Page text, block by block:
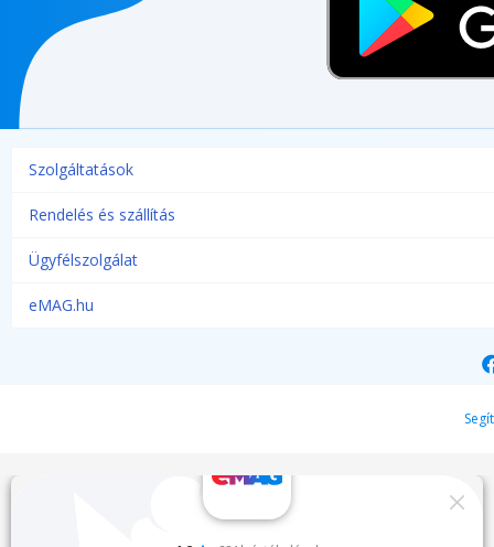
Szolgáltatások
Rendelés és szállítás
Ügyfélszolgálat
eMAG.hu